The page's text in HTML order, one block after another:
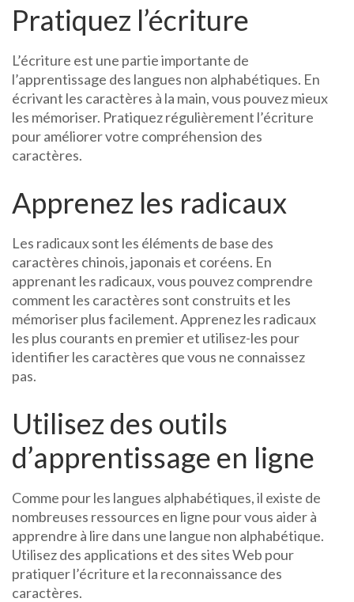
Pratiquez l’écriture
L’écriture est une partie importante de
l’apprentissage des langues non alphabétiques. En
écrivant les caractères à la main, vous pouvez mieux
les mémoriser. Pratiquez régulièrement l’écriture
pour améliorer votre compréhension des
caractères.
Apprenez les radicaux
Les radicaux sont les éléments de base des
caractères chinois, japonais et coréens. En
apprenant les radicaux, vous pouvez comprendre
comment les caractères sont construits et les
mémoriser plus facilement. Apprenez les radicaux
les plus courants en premier et utilisez-les pour
identifier les caractères que vous ne connaissez
pas.
Utilisez des outils
d’apprentissage en ligne
Comme pour les langues alphabétiques, il existe de
nombreuses ressources en ligne pour vous aider à
apprendre à lire dans une langue non alphabétique.
Utilisez des applications et des sites Web pour
pratiquer l’écriture et la reconnaissance des
caractères.